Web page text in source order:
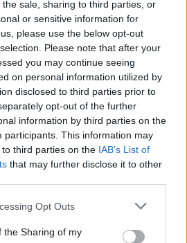
sale, sharing to third parties, or
or sensitive information for
please use the below opt-out
Please note that after your
you may continue seeing
on personal information utilized by
disclosed to third parties prior to
opt-out of the further
information by third parties on the
participants. This information may
third parties on the IAB’s List of
that may further disclose it to other
Opt Outs
the Sharing of my
a été vue 1231 fois depuis
2011/07/20/plugin/ Copier
plugin.dat sur
réseaux sociaux: